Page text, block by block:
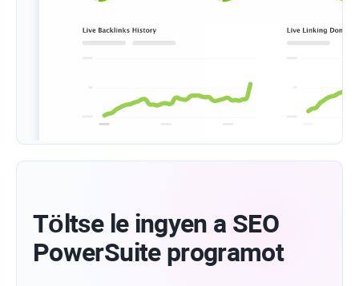
Töltse le ingyen a SEO
PowerSuite programot